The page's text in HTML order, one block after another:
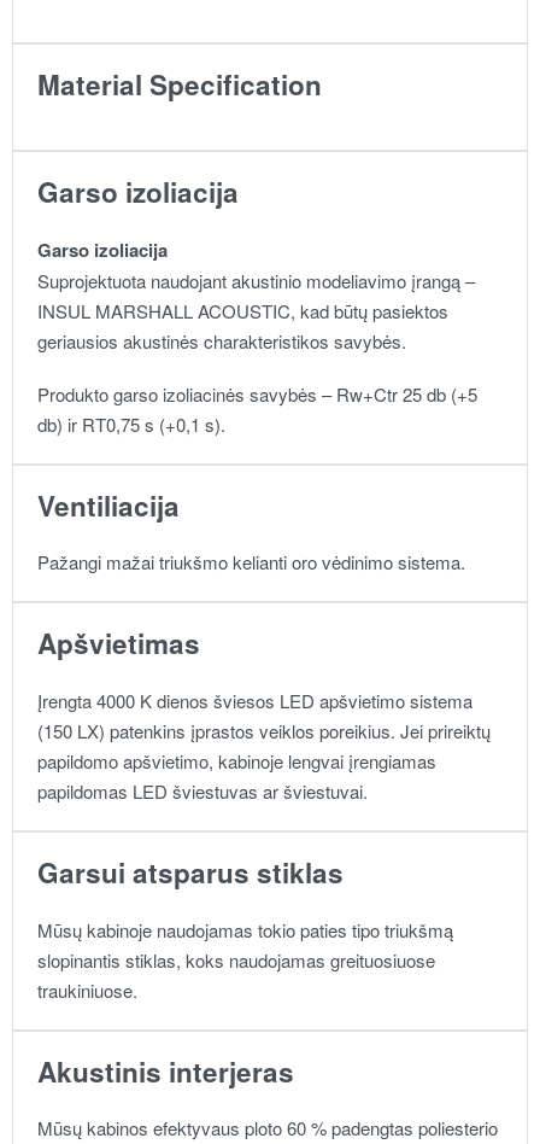
Material Specification
Garso izoliacija
Garso izoliacija
Suprojektuota naudojant akustinio modeliavimo įrangą –
INSUL MARSHALL ACOUSTIC, kad būtų pasiektos
geriausios akustinės charakteristikos savybės.
Produkto garso izoliacinės savybės – Rw+Ctr 25 db (+5
db) ir RT0,75 s (+0,1 s).
Ventiliacija
Pažangi mažai triukšmo kelianti oro vėdinimo sistema.
Apšvietimas
Įrengta 4000 K dienos šviesos LED apšvietimo sistema
(150 LX) patenkins įprastos veiklos poreikius. Jei prireiktų
papildomo apšvietimo, kabinoje lengvai įrengiamas
papildomas LED šviestuvas ar šviestuvai.
Garsui atsparus stiklas
Mūsų kabinoje naudojamas tokio paties tipo triukšmą
slopinantis stiklas, koks naudojamas greituosiuose
traukiniuose.
Akustinis interjeras
Mūsų kabinos efektyvaus ploto 60 % padengtas poliesterio